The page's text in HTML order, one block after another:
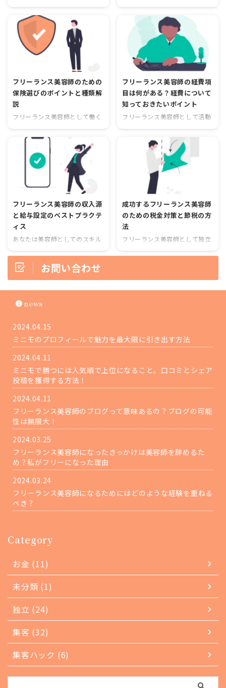
やスキルをアピールする必要が
ありますが、どのような方法が
効果的でしょうか？ブログは効
率的に自己表現をすることがで
「あ、店ってこんなふうになく
なってしまうのか。この店やば
いかもな。。でも、ほかのサロ
ン行って一から始めるのもなん
界は競争が激しく、お客様に満
足してもらうためには高い技術
力が求められます。しかし、そ
れだけではなく、フリーランス
として独立するためにはサロン
経験も重要です。サロン経験を
応える力が身に付き、自身の技
術の基礎となる部分ができま
す。今回の記事では、具体的に
どのような経験が必要なのか、
とができるのかをお伝えしま
す。 この記事の要約 フリーラ
ンス美容師になるには、経験が
必要である。 美容業界は競争が
ジ、SNSを活用した集客方法は
多岐にわたり、どれを選べば効
果的なのか迷ってしまうことも
あるでしょう。そこで、今回は
集客のための美容師のための実
践的な方法についてご紹介しま
す。 集客の基本を押さえよう
美容師として新規客を獲得する
ためには、まずは集客の基本を
押さえることが重要です。以下
のポイントを意識してみましょ
る 自分の得意な分野や悩みなど
の、ターゲットを明確に設定し
ましょう。例えば、自分が魅力
フリーランス美容師のための
保険選びのポイントと種類解
説
フリーランス美容師として働く
す。美容師としての仕事は、お
客様の髪や頭皮を扱う上でリス
クが伴います。また、フリーラ
ンスとして独立して働く場合
は、自分自身の保険についても
考える必要があります。では、
険選びのポイントと種類につい
て解説していきます。 保健と聞
くとなんだか難しそうで、尻込
みしてしまいそうですがフリー
であれば最低限の保険はかけて
おきましょう。 この記事の要約
保険選びのポイントは、医療費
と賠償責任の補償範囲を確認し
て ...
フリーランス美容師の経費項
目は何がある？経費について
知っておきたいポイント
フリーランス美容師として活動
要です。経費の項目や節税の方
法について理解しておくこと
で、より効率的に業務を運営す
ることができます。では、フリ
ーランス美容師の経費項目につ
いて見ていきましょう。 この記
経費の管理が不可欠。 接待交際
費や備品購入費、福利厚生費な
ど、様々な経費が存在。 経費を
適切に計上し、節税の方法を活
とが重要。 フリーランス美容師
仕事には、さまざまな経費が発
生します。経費とは、業務 ...
フリーランス美容師の収入源
と給与設定のベストプラクテ
ィス
あなたは美容師としてのスキル
を活かし、フリーランスで活動
れません。しかし、フリーラン
ス美容師として成功するために
は、収入源と給与設定について
の理解が不可欠です。本記事で
は、フリーランス美容師の収入
ィスについて探ってみましょ
う。 この記事の要約を見る 収
入源の多様化、適切な客単価の
設定、顧客の維持と拡大が重
要。 これらの要素を適切に組み
合わせることで、安定した収入
を得られる。 自身のスキルや経
験のアピールも重要。 フリーラ
ンス美容師として成功するため
に ...
成功するフリーランス美容師
のための税金対策と節税の方
法
フリーランス美容師として独立
して働く魅力はたくさんありま
スキルだけでなく、税金対策や
節税の知識も持つことで、より
功するフリーランス美容師のた
めの税金対策と節税の方法につ
要約 税金対策と節税の知識はフ
るために重要。 経費の管理や法
ど税金対策を行い、節税方法を
お問い合わせ
news
2024.04.15
ミニモのプロフィールで魅力を最大限に引き出す方法
2024.04.11
ミニモで勝つには人気順で上位になること。口コミとシェア
投稿を獲得する方法！
2024.04.11
フリーランス美容師のブログって意味あるの？ブログの可能
性は無限大！
2024.03.25
フリーランス美容師になったきっかけは美容師を辞めるた
め？私がフリーになった理由
2024.03.24
フリーランス美容師になるためにはどのような経験を重ねる
べき？
Category
お金 (11)
未分類 (1)
独立 (24)
集客 (32)
集客ハック (6)